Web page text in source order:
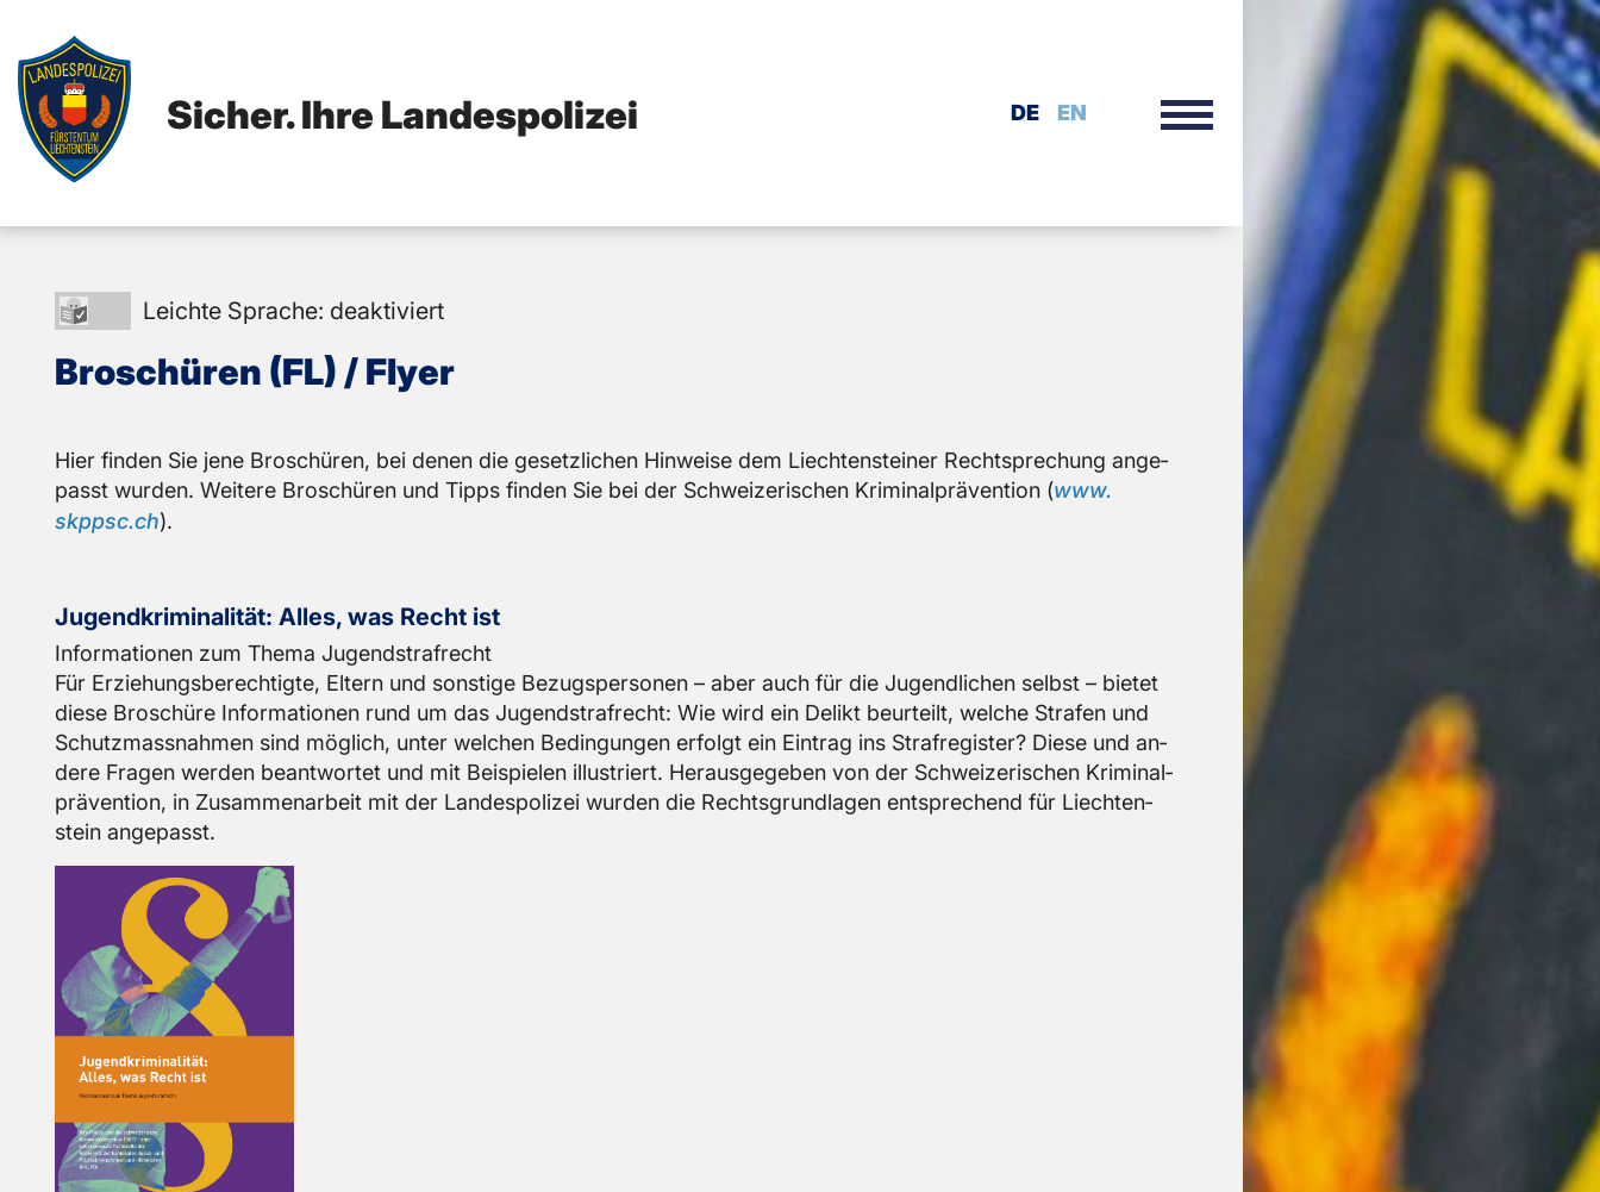
Sicher. Ihre Landespolizei DE EN
Leichte
Sprache:
deaktiviert
Leichte Sprache: deaktiviert
Bro­schü­ren (FL) / Flyer
Hier fin­den Sie jene Bro­schü­ren, bei denen die ge­setz­li­chen Hin­wei­se dem Liech­ten­stei­ner Recht­spre­chung an­ge­
passt wur­den. Wei­te­re Bro­schü­ren und Tipps fin­den Sie bei der Schwei­ze­ri­schen Kri­mi­nal­prä­ven­ti­on (www.​
skppsc.​ch).
Ju­gend­kri­mi­na­li­tät: Alles, was Recht ist
In­for­ma­tio­nen zum Thema Ju­gend­straf­recht
Für Er­zie­hungs­be­rech­tig­te, El­tern und sons­ti­ge Be­zugs­per­so­nen – aber auch für die Ju­gend­li­chen selbst – bie­tet
diese Bro­schü­re In­for­ma­tio­nen rund um das Ju­gend­straf­recht: Wie wird ein De­likt be­ur­teilt, wel­che Stra­fen und
Schutz­mass­nah­men sind mög­lich, unter wel­chen Be­din­gun­gen er­folgt ein Ein­trag ins Straf­re­gis­ter? Diese und an­
de­re Fra­gen wer­den be­ant­wor­tet und mit Bei­spie­len il­lus­triert. Her­aus­ge­ge­ben von der Schwei­ze­ri­schen Kri­mi­nal­
prä­ven­ti­on, in Zu­sam­men­ar­beit mit der Lan­des­po­li­zei wur­den die Rechts­grund­la­gen ent­spre­chend für Liech­ten­
stein an­ge­passt.